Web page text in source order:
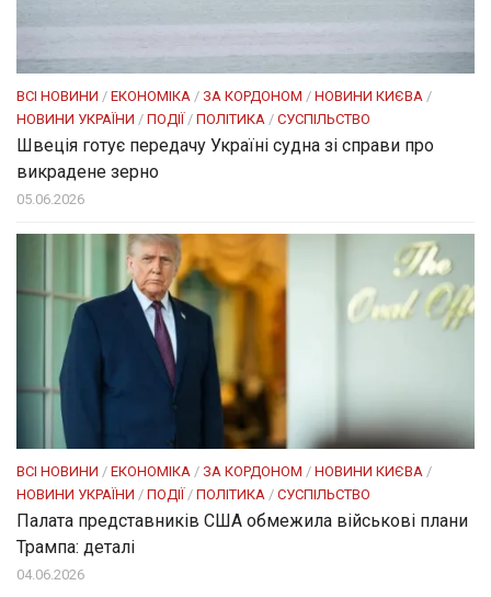
ВСІ НОВИНИ / ЕКОНОМІКА / ЗА КОРДОНОМ / НОВИНИ КИЄВА /
НОВИНИ УКРАЇНИ / ПОДІЇ/ ПОЛІТИКА / СУСПІЛЬСТВО
Швеція готує передачу Україні судна зі справи про
викрадене зерно
05.06.2026
ВСІ НОВИНИ / ЕКОНОМІКА / ЗА КОРДОНОМ / НОВИНИ КИЄВА /
НОВИНИ УКРАЇНИ / ПОДІЇ / ПОЛІТИКА / СУСПІЛЬСТВО
Палата представників США обмежила військові плани
Трампа: деталі
04.06.2026